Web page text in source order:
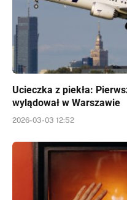
Ucieczka z piekła:
wylądował w Warszawie
2026-03-03 12:52